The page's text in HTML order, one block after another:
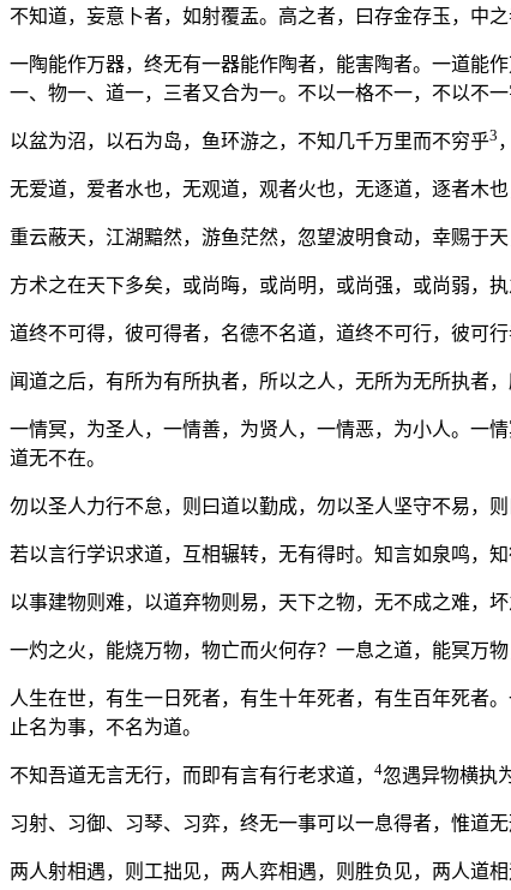
不知道，妄意卜者，如射覆盂。高之者，曰存金存玉，中
一陶能作万器，终无有一器能作陶者，能害陶者。一道能
一、物一、道一，三者又合为一。不以一格不一，不以不一
以盆为沼，以石为岛，鱼环游之，不知几千万里而不穷乎3
无爱道，爱者水也，无观道，观者火也，无逐道，逐者木
重云蔽天，江湖黯然，游鱼茫然，忽望波明食动，幸赐于
方术之在天下多矣，或尚晦，或尚明，或尚强，或尚弱，执
道终不可得，彼可得者，名德不名道，道终不可行，彼可
闻道之后，有所为有所执者，所以之人，无所为无所执者
一情冥，为圣人，一情善，为贤人，一情恶，为小人。一
道无不在。
勿以圣人力行不怠，则曰道以勤成，勿以圣人坚守不易，
若以言行学识求道，互相辗转，无有得时。知言如泉鸣，
以事建物则难，以道弃物则易，天下之物，无不成之难，坏
一灼之火，能烧万物，物亡而火何存？一息之道，能冥万物
人生在世，有生一日死者，有生十年死者，有生百年死者
止名为事，不名为道。
不知吾道无言无行，而即有言有行老求道， 4忽遇异物横执
习射、习御、习琴、习弈，终无一事可以一息得者，惟道无
两人射相遇，则工拙见，两人弈相遇，则胜负见，两人道